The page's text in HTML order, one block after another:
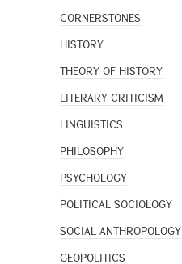
CORNERSTONES
HISTORY
THEORY OF HISTORY
LITERARY CRITICISM
LINGUISTICS
PHILOSOPHY
PSYCHOLOGY
POLITICAL SOCIOLOGY
SOCIAL ANTHROPOLOGY
GEOPOLITICS